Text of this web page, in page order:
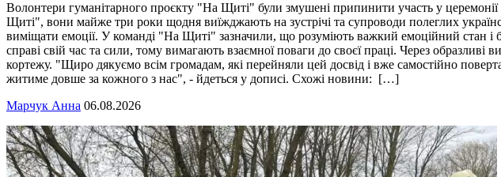
Волонтери гуманітарного проєкту "На Щиті" були змушені припинити участь у
Щиті", вони майже три роки щодня виїжджають на зустрічі та супроводи полеглих
виміщати емоції. У команді "На Щиті" зазначили, що розуміють важкий емоційний стан і
справі свій час та сили, тому вимагають взаємної поваги до своєї праці. Через
кортежу. "Щиро дякуємо всім громадам, які перейняли цей досвід і вже самостійно
житиме довше за кожного з нас", - йдеться у дописі. Схожі новини: […]
Марчук Анна 06.08.2026